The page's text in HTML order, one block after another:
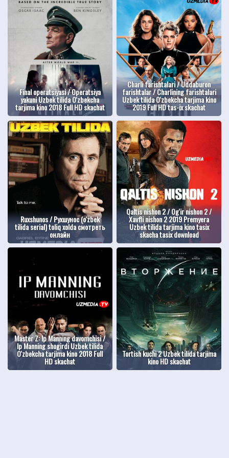
Final operatsiyasi / Operatsiya
yakuni Uzbek tilida O'zbekcha
tarjima kino 2018 Full HD skachat
Charli farishtalari / Uddaburon
farishtalar / Charlining farishtalari
Uzbek tilida O'zbekcha tarjima kino
2019 Full HD tas-ix skachat
Ruxshunos / Рухшунос (o'zbek
tilida serial) toliq xolda смотреть
онлайн
Qaltis nishon 2 / Og'ir nishon 2 /
Xavfli nishon 2 2019 Premyera
Uzbek tilida tarjima kino tasix
skacha tasix download
Master Z: Ip Manning davomchisi /
Ip Manning shogirdi Uzbek tilida
O'zbekcha tarjima kino 2018 Full
HD skachat
Tortish kuchi 2 Uzbek tilida tarjima
kino HD skachat